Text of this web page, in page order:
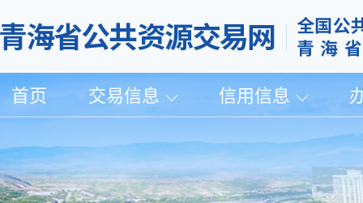
首页 交易信息 信用信息